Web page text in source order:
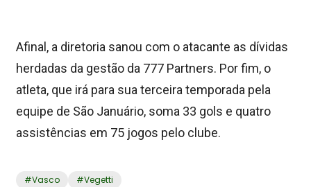
Afinal, a diretoria sanou com o atacante as dívidas
herdadas da gestão da 777 Partners. Por fim, o
atleta, que irá para sua terceira temporada pela
equipe de São Januário, soma 33 gols e quatro
assistências em 75 jogos pelo clube.
#Vasco #Vegetti